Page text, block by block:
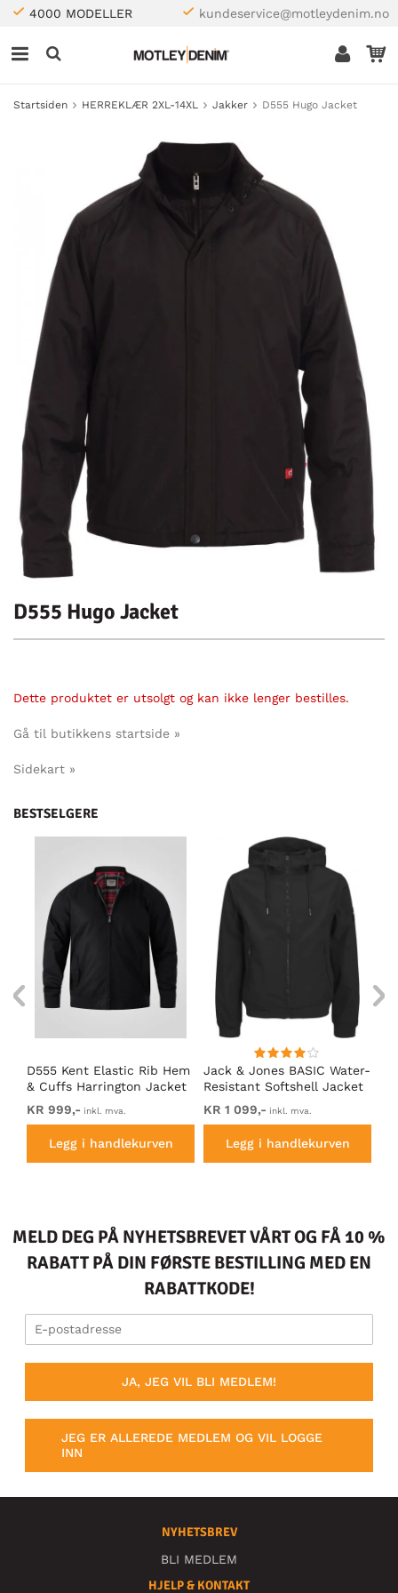
4000 MODELLER kundeservice@motleydenim.no
Startsiden HERREKLÆR 2XL-14XL Jakker D555 Hugo Jacket
D555 Hugo Jacket
Dette produktet er utsolgt og kan ikke lenger bestilles.
Gå til butikkens startside »
Sidekart »
BESTSELGERE
D555 Kent Elastic Rib Hem
& Cuffs Harrington Jacket
Black
KR 999,- inkl. mva.
Legg i handlekurven
Jack & Jones BASIC Water-
Resistant Softshell Jacket
Black
KR 1 099,- inkl. mva.
Legg i handlekurven
MELD DEG PÅ NYHETSBREVET VÅRT OG FÅ 10 %
RABATT PÅ DIN FØRSTE BESTILLING MED EN
RABATTKODE!
JA, JEG VIL BLI MEDLEM!
JEG ER ALLEREDE MEDLEM OG VIL LOGGE
INN
NYHETSBREV
BLI MEDLEM
HJELP & KONTAKT